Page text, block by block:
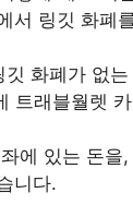
서 링깃 화폐
화폐가 없
트래블월렛
에 있는 돈
니다.